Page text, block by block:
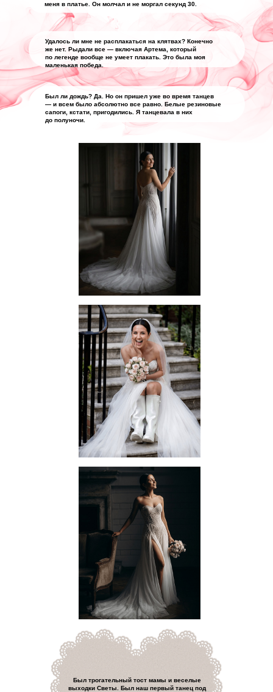
меня в платье. Он молчал и не моргал секунд 30.
Удалось ли мне не расплакаться на клятвах? Конечно
же нет. Рыдали все — включая Артема, который
по легенде вообще не умеет плакать. Это была моя
маленькая победа.
Был ли дождь? Да. Но он пришел уже во время танцев
— и всем было абсолютно все равно. Белые резиновые
сапоги, кстати, пригодились. Я танцевала в них
до полуночи.
Был трогательный тост мамы и веселые
выходки Светы. Был наш первый танец под